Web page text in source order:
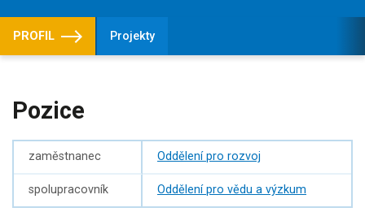
PROFIL Projekty
Pozice
zaměstnanec Oddělení pro rozvoj
spolupracovník Oddělení pro vědu a výzkum